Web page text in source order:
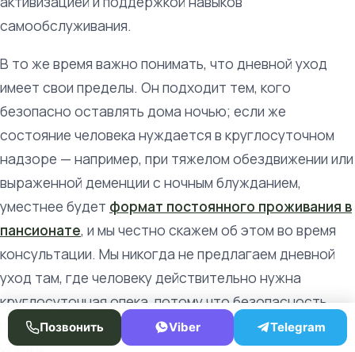
самообслуживания.
В то же время важно понимать, что дневной уход
имеет свои пределы. Он подходит тем, кого
безопасно оставлять дома ночью; если же
состояние человека нуждается в круглосуточном
надзоре — например, при тяжелом обездвижении или
выраженной деменции с ночным блужданием,
уместнее будет формат постоянного проживания в
пансионате, и мы честно скажем об этом во время
консультации. Мы никогда не предлагаем дневной
уход там, где человеку действительно нужна
круглосуточная опека, потому что безопасность
подопечного для нас всегда важнее излишней
Позвонить Viber Telegram